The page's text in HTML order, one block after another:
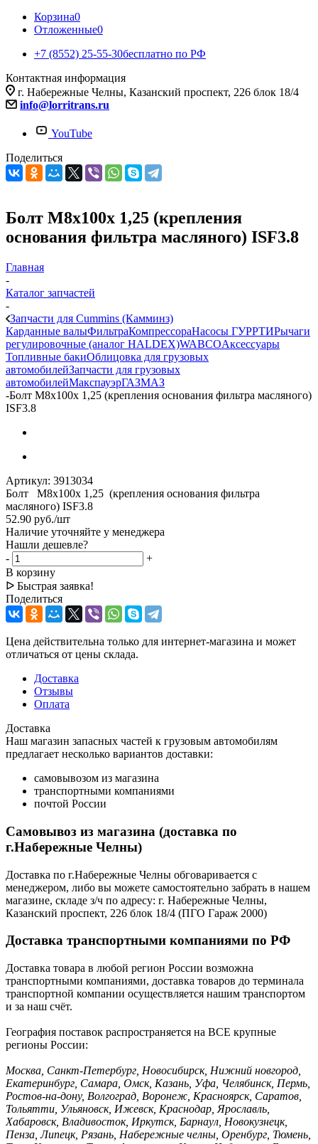
Корзина0
Отложенные0
+7 (8552) 25-55-30бесплатно по РФ
Контактная информация
г. Набережные Челны, Казанский проспект, 226 блок 18/4
info@lorritrans.ru
YouTube
Поделиться
Болт М8х100х 1,25 (крепления
основания фильтра масляного) ISF3.8
Главная
-
Каталог запчастей
-
Запчасти для Cummins (Камминз)
Карданные валыФильтраКомпрессораНасосы ГУРРТИРычаги
регулировочные (аналог HALDEX)WABCOАксессуары
Топливные бакиОблицовка для грузовых
автомобилейЗапчасти для грузовых
автомобилейМакспауэрГАЗМАЗ
-Болт М8х100х 1,25 (крепления основания фильтра масляного)
ISF3.8
Артикул: 3913034
Болт М8х100х 1,25 (крепления основания фильтра
масляного) ISF3.8
52.90 руб./шт
Наличие уточняйте у менеджера
Нашли дешевле?
-
+
В корзину
ᐅ Быстрая заявка!
Поделиться
Цена действительна только для интернет-магазина и может
отличаться от цены склада.
Доставка
Отзывы
Оплата
Доставка
Наш магазин запасных частей к грузовым автомобилям
предлагает несколько вариантов доставки:
самовывозом из магазина
транспортными компаниями
почтой России
Самовывоз из магазина (доставка по
г.Набережные Челны)
Доставка по г.Набережные Челны обговаривается с
менеджером, либо вы можете самостоятельно забрать в нашем
магазине, складе з/ч по адресу: г. Набережные Челны,
Казанский проспект, 226 блок 18/4 (ПГО Гараж 2000)
Доставка транспортными компаниями по РФ
Доставка товара в любой регион России возможна
транспортными компаниями, доставка товаров до терминала
транспортной компании осуществляется нашим транспортом
и за наш счёт.
География поставок распространяется на ВСЕ крупные
регионы России:
Москва, Санкт-Петербург, Новосибирск, Нижний новгород,
Екатеринбург, Самара, Омск, Казань, Уфа, Челябинск, Пермь,
Ростов-на-дону, Волгоград, Воронеж, Красноярск, Саратов,
Тольятти, Ульяновск, Ижевск, Краснодар, Ярославль,
Хабаровск, Владивосток, Иркутск, Барнаул, Новокузнецк,
Пенза, Липецк, Рязань, Набережные челны, Оренбург, Тюмень,